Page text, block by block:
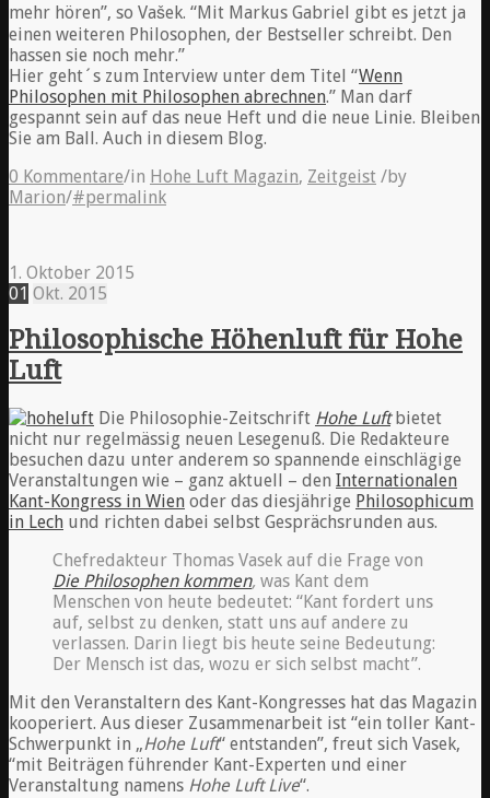
mehr hören”, so Vašek. “Mit Markus Gabriel gibt es jetzt ja
einen weiteren Philosophen, der Bestseller schreibt. Den
hassen sie noch mehr.”
Hier geht´s zum Interview unter dem Titel “Wenn
Philosophen mit Philosophen abrechnen.” Man darf
gespannt sein auf das neue Heft und die neue Linie. Bleiben
Sie am Ball. Auch in diesem Blog.
0 Kommentare/in Hohe Luft Magazin, Zeitgeist /by
Marion/#permalink
1. Oktober 2015
01 Okt. 2015
Philosophische Höhenluft für Hohe
Luft
Die Philosophie-Zeitschrift Hohe Luftbietet
nicht nur regelmässig neuen Lesegenuß. Die Redakteure
besuchen dazu unter anderem so spannende einschlägige
Veranstaltungen wie – ganz aktuell – den Internationalen
Kant-Kongress in Wien oder das diesjährige Philosophicum
in Lech und richten dabei selbst Gesprächsrunden aus.
Chefredakteur Thomas Vasek auf die Frage von
Die Philosophen kommen, was Kant dem
Menschen von heute bedeutet: “Kant fordert uns
auf, selbst zu denken, statt uns auf andere zu
verlassen. Darin liegt bis heute seine Bedeutung:
Der Mensch ist das, wozu er sich selbst macht”.
Mit den Veranstaltern des Kant-Kongresses hat das Magazin
kooperiert. Aus dieser Zusammenarbeit ist “ein toller Kant-
Schwerpunkt in „Hohe Luft“ entstanden”, freut sich Vasek,
“mit Beiträgen führender Kant-Experten und einer
Veranstaltung namens Hohe Luft Live“.